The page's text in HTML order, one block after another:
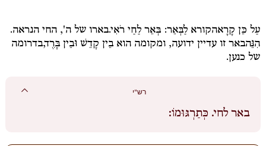
עַל כֵּן קָרָאהקורא לַבְּאֵר: בְּאֵר לַחַי רֹאִי.בארו של ה', החי הנראה.
הִנֵּהבאר זו עדיין ידועה, ומקומה הואבֵין קָדֵשׁ וּבֵין בָּרֶד,בדרומה
של כנען.
רש"י
באר לחי. כְּתַרְגּוּמוֹ: